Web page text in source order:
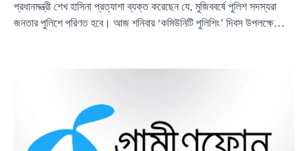
প্রধানমন্ত্রী শেখ হাসিনা প্রত্যাশা ব্যক্ত করেছেন যে, মুজিববর্ষে পুলিশ সদস্যরা
জনতার পুলিশে পরিণত হবে। আজ শনিবার ‘কমিউনিটি পুলিশিং’ দিবস উপলক্ষে…